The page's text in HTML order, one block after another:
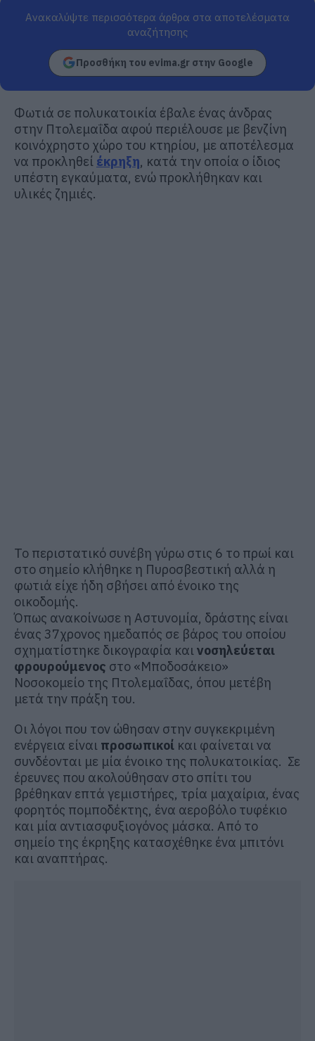
Ανακαλύψτε περισσότερα άρθρα στα αποτελέσματα
αναζήτησης
Προσθήκη του evima.gr στην Google
Φωτιά σε πολυκατοικία έβαλε ένας άνδρας
στην Πτολεμαΐδα αφού περιέλουσε με βενζίνη
κοινόχρηστο χώρο του κτηρίου, με αποτέλεσμα
να προκληθεί έκρηξη, κατά την οποία ο ίδιος
υπέστη εγκαύματα, ενώ προκλήθηκαν και
υλικές ζημιές.
Το περιστατικό συνέβη γύρω στις 6 το πρωί και
στο σημείο κλήθηκε η Πυροσβεστική αλλά η
φωτιά είχε ήδη σβήσει από ένοικο της
οικοδομής.
Όπως ανακοίνωσε η Αστυνομία, δράστης είναι
ένας 37χρονος ημεδαπός σε βάρος του οποίου
σχηματίστηκε δικογραφία καινοσηλεύεται
φρουρούμενος στο «Μποδοσάκειο»
Νοσοκομείο της Πτολεμαΐδας, όπου μετέβη
μετά την πράξη του.
Οι λόγοι που τον ώθησαν στην συγκεκριμένη
ενέργεια είναι προσωπικοί και φαίνεται να
συνδέονται με μία ένοικο της πολυκατοικίας. Σε
έρευνες που ακολούθησαν στο σπίτι του
βρέθηκαν επτά γεμιστήρες, τρία μαχαίρια, ένας
φορητός πομποδέκτης, ένα αεροβόλο τυφέκιο
και μία αντιασφυξιογόνος μάσκα. Από το
σημείο της έκρηξης κατασχέθηκε ένα μπιτόνι
και αναπτήρας.